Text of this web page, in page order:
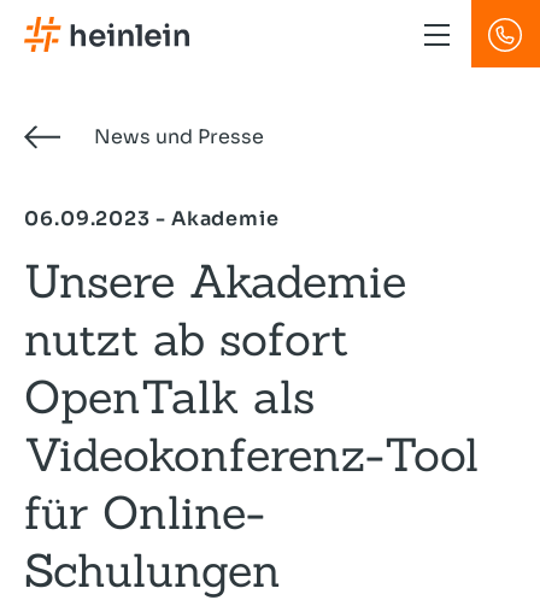
Direkt
zum
News und Presse
06.09.2023 - Akademie
Unsere Akademie
nutzt ab sofort
OpenTalk als
Videokonferenz-Tool
für Online-
Schulungen